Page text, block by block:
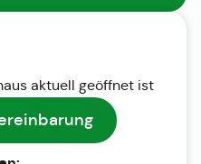
aktuell geöffnet ist